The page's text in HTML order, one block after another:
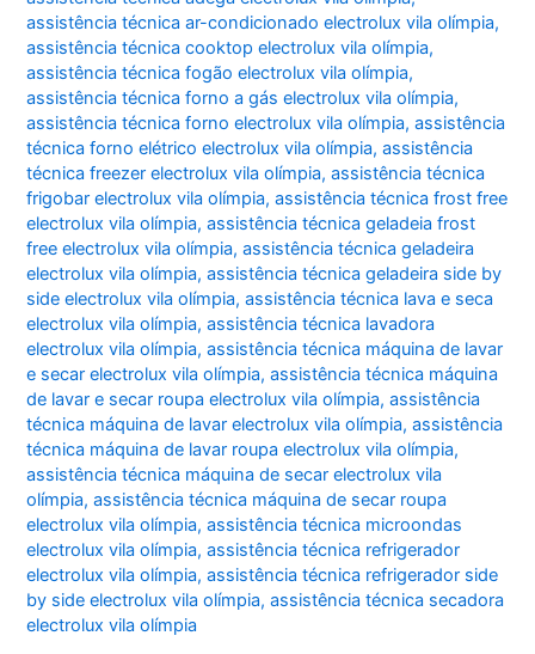
assistência técnica ar-condicionado electrolux vila olímpia,
assistência técnica cooktop electrolux vila olímpia,
assistência técnica fogão electrolux vila olímpia,
assistência técnica forno a gás electrolux vila olímpia,
assistência técnica forno electrolux vila olímpia,assistência
técnica forno elétrico electrolux vila olímpia,assistência
técnica freezer electrolux vila olímpia,assistência técnica
frigobar electrolux vila olímpia,assistência técnica frost free
electrolux vila olímpia,assistência técnica geladeia frost
free electrolux vila olímpia,assistência técnica geladeira
electrolux vila olímpia,assistência técnica geladeira side by
side electrolux vila olímpia,assistência técnica lava e seca
electrolux vila olímpia,assistência técnica lavadora
electrolux vila olímpia,assistência técnica máquina de lavar
e secar electrolux vila olímpia,assistência técnica máquina
de lavar e secar roupa electrolux vila olímpia,assistência
técnica máquina de lavar electrolux vila olímpia,assistência
técnica máquina de lavar roupa electrolux vila olímpia,
assistência técnica máquina de secar electrolux vila
olímpia,assistência técnica máquina de secar roupa
electrolux vila olímpia,assistência técnica microondas
electrolux vila olímpia,assistência técnica refrigerador
electrolux vila olímpia,assistência técnica refrigerador side
by side electrolux vila olímpia,assistência técnica secadora
electrolux vila olímpia